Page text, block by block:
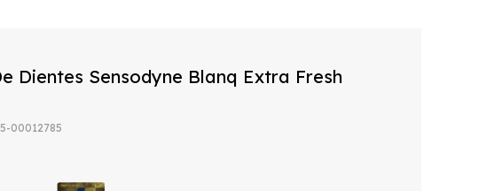
Dientes Sensodyne Blanq Extra Fresh
00012785